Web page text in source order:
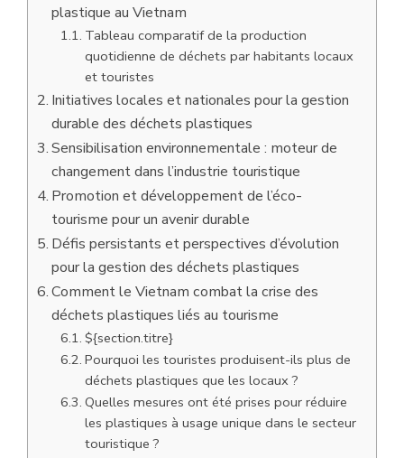
plastique au Vietnam
Tableau comparatif de la production
quotidienne de déchets par habitants locaux
et touristes
Initiatives locales et nationales pour la gestion
durable des déchets plastiques
Sensibilisation environnementale : moteur de
changement dans l’industrie touristique
Promotion et développement de l’éco-
tourisme pour un avenir durable
Défis persistants et perspectives d’évolution
pour la gestion des déchets plastiques
Comment le Vietnam combat la crise des
déchets plastiques liés au tourisme
${section.titre}
Pourquoi les touristes produisent-ils plus de
déchets plastiques que les locaux ?
Quelles mesures ont été prises pour réduire
les plastiques à usage unique dans le secteur
touristique ?